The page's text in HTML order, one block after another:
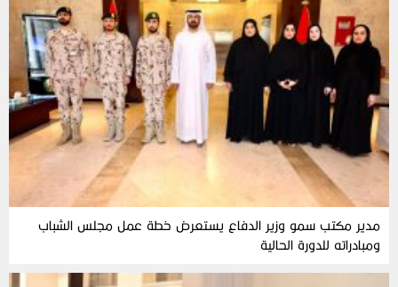
مدير مكتب سمو وزير الدفاع يستعرض خطة عمل مجلس الشباب
ومبادراته للدورة الحالية